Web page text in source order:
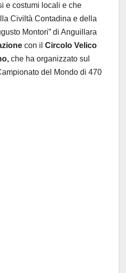
e costumi locali e che
Civiltà Contadina e della
Montori” di Anguillara
con il Circolo Velico
che ha organizzato sul
del Mondo di 470